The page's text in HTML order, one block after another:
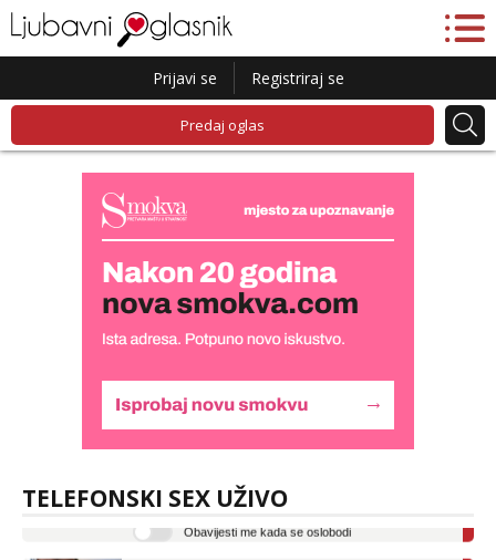
Prijavi se Registriraj se
Predaj oglas
TELEFONSKI SEX UŽIVO
tel:0,93€ - mob:1,12€ min